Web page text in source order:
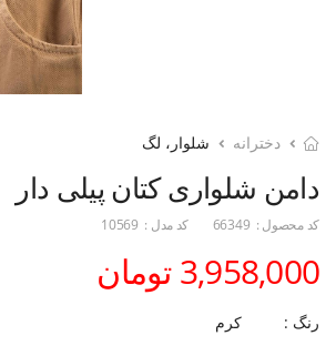
دخترانه شلوار، لگ
دامن شلواری کتان پیلی دار
کد محصول : 66349 کد مدل : 10569
3,958,000 تومان
رنگ : کرم